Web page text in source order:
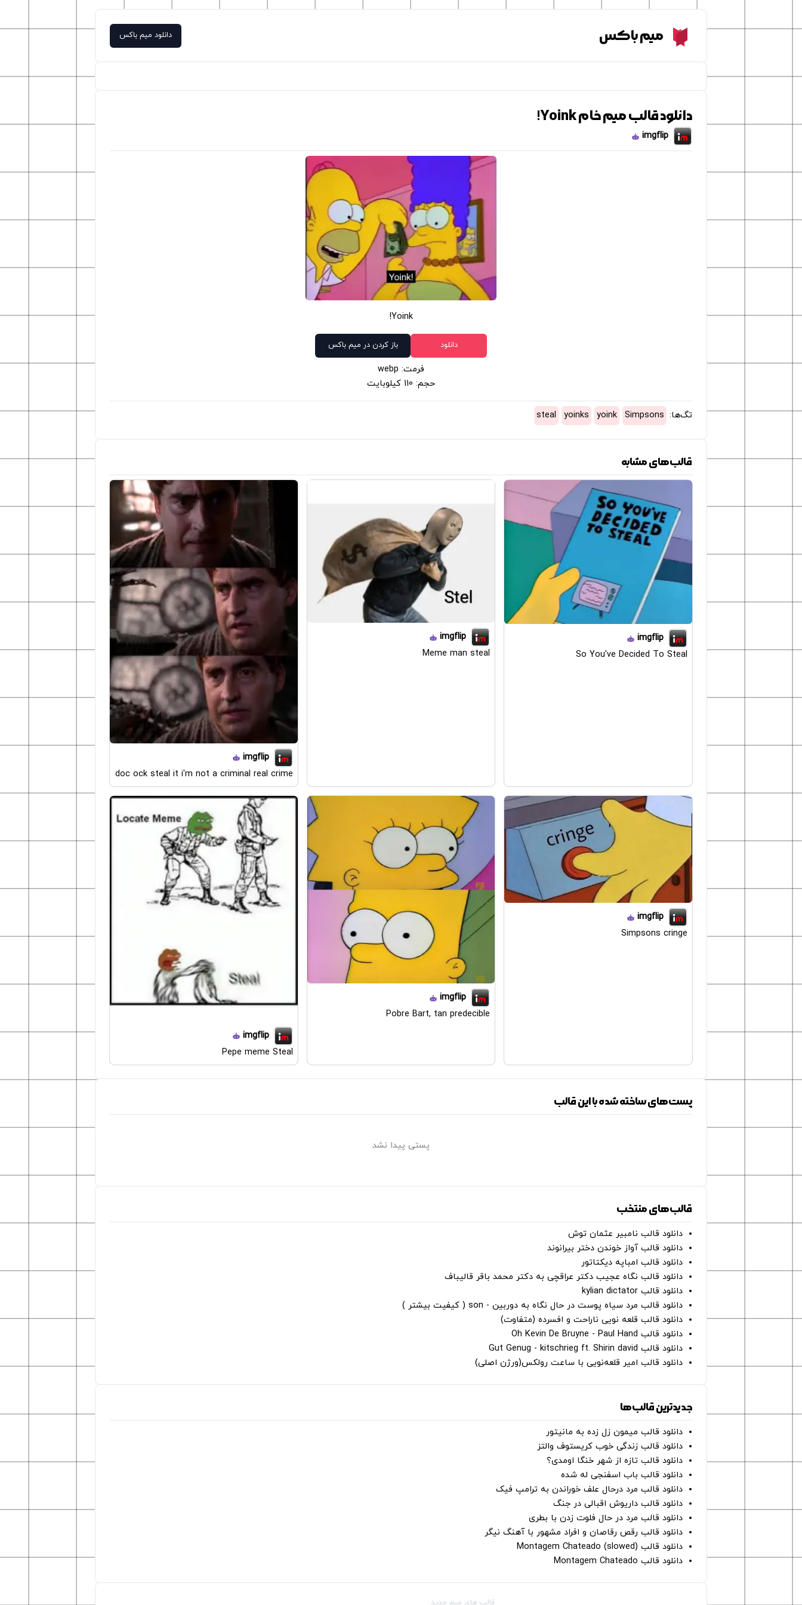
Meme Boxمیم باکس دانلود میم باکس
دانلود قالب میم خام Yoink!
imgflip
Yoink!
دانلود باز کردن در میم باکس
فرمت: webp
حجم: 110 کیلوبایت
تگ‌ها: Simpsons
yoink
yoinks
steal
قالب‌های مشابه
imgflip
So You've Decided To Steal
imgflip
Meme man steal
imgflip
doc ock steal it i'm not a criminal real crime
imgflip
Simpsons cringe
imgflip
Pobre Bart, tan predecible
imgflip
Pepe meme Steal
پست‌های ساخته شده با این قالب
پستی پیدا نشد
قالب‌های منتخب
دانلود قالب نامبیر عثمان ‌توش
دانلود قالب آواز خوندن دختر بیرانوند
دانلود قالب امباپه دیکتاتور
دانلود قالب نگاه عجیب دکتر عراقچی به دکتر محمد باقر قالیباف
دانلود قالب kylian dictator
دانلود قالب مرد سیاه پوست در حال نگاه به دوربین - son ( کیفیت بیشتر )
دانلود قالب قلعه نویی ناراحت و افسرده (متفاوت)
دانلود قالب Oh Kevin De Bruyne - Paul Hand
دانلود قالب Gut Genug - kitschrieg ft. Shirin david
دانلود قالب امیر قلعه‌نویی با ساعت رولکس(ورژن اصلی)
جدیدترین قالب‌ها
دانلود قالب میمون زل زده به مانیتور
دانلود قالب زندگی خوب کریستوف والتز
دانلود قالب تازه از شهر خنگا اومدی؟
دانلود قالب باب اسفنجی له شده
دانلود قالب مرد درحال علف خوراندن به ترامپ فیک
دانلود قالب داریوش اقبالی در جنگ
دانلود قالب مرد در حال فلوت زدن با بطری
دانلود قالب رقص رقاصان و افراد مشهور با آهنگ نیگر
دانلود قالب Montagem Chateado (slowed)
دانلود قالب Montagem Chateado
قالب‌ های میم جدید